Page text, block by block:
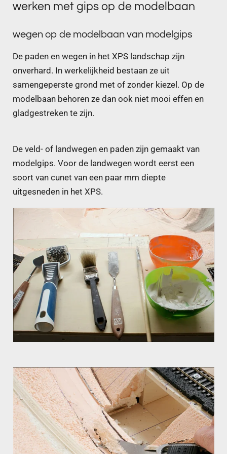
werken met gips op de modelbaan
wegen op de modelbaan van modelgips
De paden en wegen in het XPS landschap zijn
onverhard. In werkelijkheid bestaan ze uit
samengeperste grond met of zonder kiezel. Op de
modelbaan behoren ze dan ook niet mooi effen en
gladgestreken te zijn.
De veld- of landwegen en paden zijn gemaakt van
modelgips. Voor de landwegen wordt eerst een
soort van cunet van een paar mm diepte
uitgesneden in het XPS.